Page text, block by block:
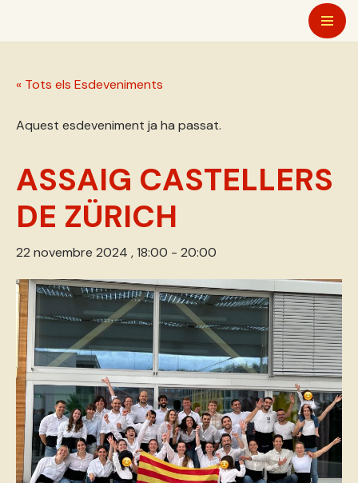
Vés
contingut
« Tots els Esdeveniments
Aquest esdeveniment ja ha passat.
ASSAIG CASTELLERS
DE ZÜRICH
22 novembre 2024 , 18:00 - 20:00